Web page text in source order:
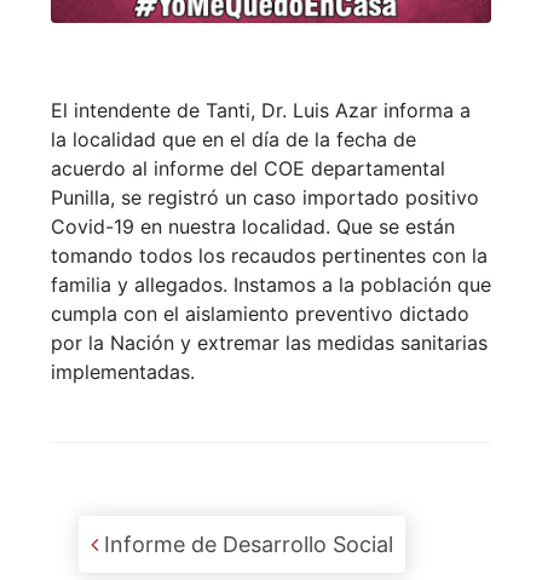
El intendente de Tanti, Dr. Luis Azar informa a
la localidad que en el día de la fecha de
acuerdo al informe del COE departamental
Punilla, se registró un caso importado positivo
Covid-19 en nuestra localidad. Que se están
tomando todos los recaudos pertinentes con la
familia y allegados. Instamos a la población que
cumpla con el aislamiento preventivo dictado
por la Nación y extremar las medidas sanitarias
implementadas.
Post navigation
Informe de Desarrollo Social